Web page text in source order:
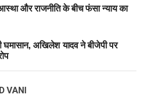
आस्था और राजनीति के बीच फंसा न्याय का
घमासान, अखिलेश यादव ने बीजेपी पर
VANI